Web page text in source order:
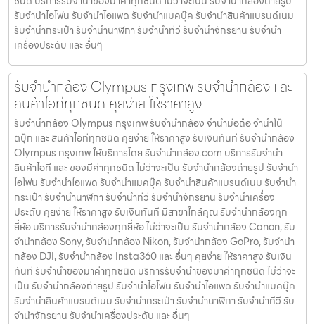
รับจํานําไอโฟน รับจํานําไอแพด รับจํานําแมคบุ๊ค รับจํานําสินค้าแบรนด์เนม
รับจํานํากระเป๋า รับจํานํานาฬิกา รับจํานําทีวี รับจํานําจักรยาน รับจํานํา
เครื่องประดับ และ อื่นๆ
รับจํานํากล้อง Olympus กรุงเทพ รับจํานํากล้อง และ
สินค้าไอทีทุกชนิด คุยง่าย ให้ราคาสูง
รับจํานํากล้อง Olympus กรุงเทพ รับจํานํากล้อง จำนำมือถือ จำนำโน๊
ตบุ๊ก และ สินค้าไอทีทุกชนิด คุยง่าย ให้ราคาสูง รับเงินทันที รับจํานํากล้อง
Olympus กรุงเทพ ให้บริการโดย รับจํานํากล้อง.com บริการรับจํานํา
สินค้าไอที และ ของมีค่าทุกชนิด ไม่ว่าจะเป็น รับจํานํากล้องถ่ายรูป รับจํานํา
ไอโฟน รับจํานําไอแพด รับจํานําแมคบุ๊ค รับจํานําสินค้าแบรนด์เนม รับจํานํา
กระเป๋า รับจํานํานาฬิกา รับจํานําทีวี รับจํานําจักรยาน รับจํานําเครื่อง
ประดับ คุยง่าย ให้ราคาสูง รับเงินทันที มีสาขาใกล้คุณ รับจำนำกล้องทุก
ยี่ห้อ บริการรับจำนำกล้องทุกยี่ห้อ ไม่ว่าจะเป็น รับจำนำกล้อง Canon, รับ
จำนำกล้อง Sony, รับจำนำกล้อง Nikon, รับจำนำกล้อง GoPro, รับจำนำ
กล้อง DJI, รับจำนำกล้อง Insta360 และ อื่นๆ คุยง่าย ให้ราคาสูง รับเงิน
ทันที รับจำนำของมาค่าทุกชนิด บริการรับจำนำของมาค่าทุกชนิด ไม่ว่าจะ
เป็น รับจํานํากล้องถ่ายรูป รับจํานําไอโฟน รับจํานําไอแพด รับจํานําแมคบุ๊ค
รับจํานําสินค้าแบรนด์เนม รับจํานํากระเป๋า รับจํานํานาฬิกา รับจํานําทีวี รับ
จํานําจักรยาน รับจํานําเครื่องประดับ และ อื่นๆ